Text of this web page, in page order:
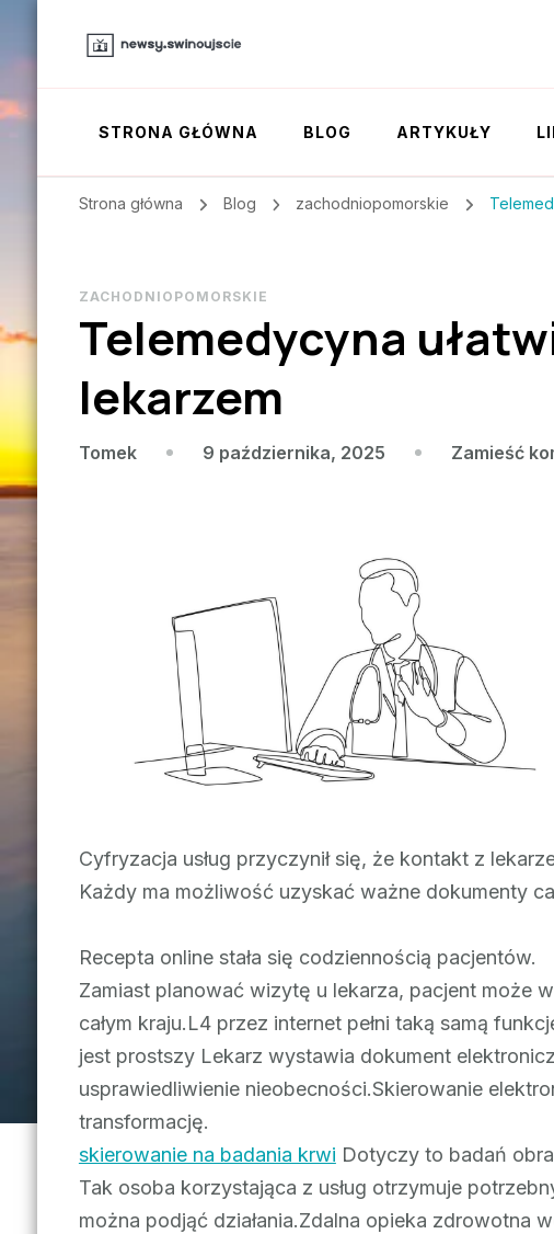
STRONA GŁÓWNA BLOG ARTYKUŁY
Strona główna Blog zachodniopomorskie
ZACHODNIOPOMORSKIE
Telemedycyna
lekarzem
Tomek 9 października, 2025 Zamieść
Cyfryzacja usług przyczynił się, że kontakt z
Każdy ma możliwość uzyskać ważne dokumenty
Recepta online stała się codziennością pacjentów.
Zamiast planować wizytę u lekarza, pacjent może
całym kraju.L4 przez internet pełni taką samą
jest prostszy Lekarz wystawia dokument
usprawiedliwienie nieobecności.Skierowanie
transformację.
skierowanie na badania krwi Dotyczy to badań
Tak osoba korzystająca z usług otrzymuje
można podjąć działania.Zdalna opieka zdrowotna